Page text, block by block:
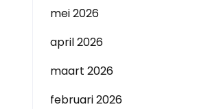
mei 2026
april 2026
maart 2026
februari 2026